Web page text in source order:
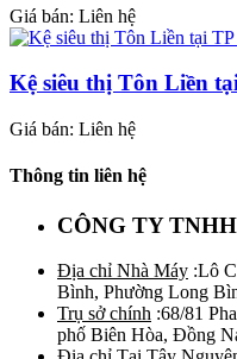
Giá bán: Liên hệ
Kệ siêu thị Tôn Liền
Giá bán: Liên hệ
Thông tin liên hệ
CÔNG TY
Địa chỉ Nhà Máy :Lô
Bình, Phường Long
Trụ sở chính :68/81
phố Biên Hòa, Đồng